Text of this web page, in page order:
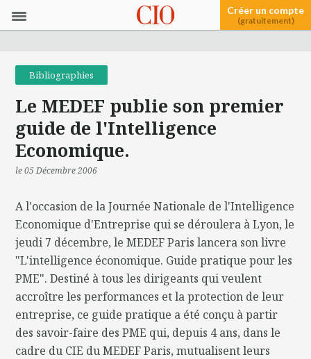
Créer un compte
(gratuitement)
Bibliographies
Le MEDEF publie son premier
guide de l'Intelligence
Economique.
le 05 Décembre 2006
A l'occasion de la Journée Nationale de l'Intelligence
Economique d'Entreprise qui se déroulera à Lyon, le
jeudi 7 décembre, le MEDEF Paris lancera son livre
"L'intelligence économique. Guide pratique pour les
PME". Destiné à tous les dirigeants qui veulent
accroître les performances et la protection de leur
entreprise, ce guide pratique a été conçu à partir
des savoir-faire des PME qui, depuis 4 ans, dans le
cadre du CIE du MEDEF Paris, mutualisent leurs